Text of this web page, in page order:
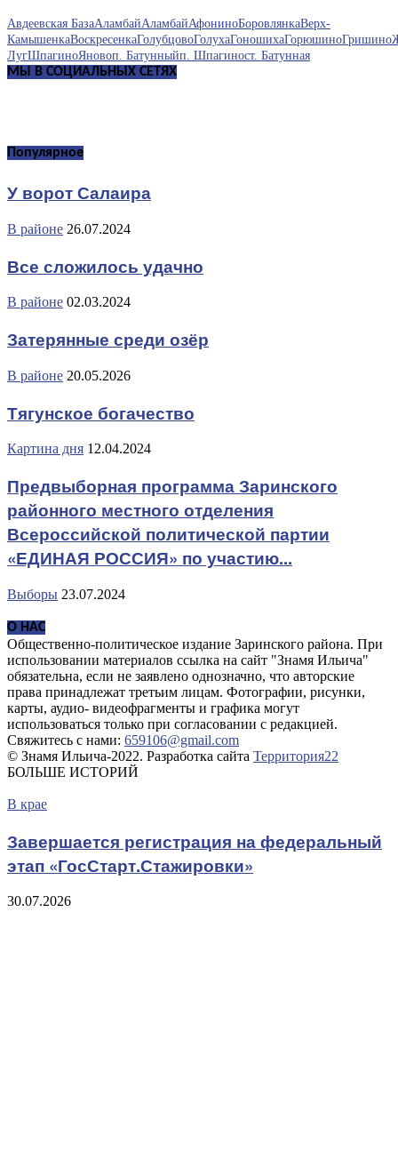
Авдеевская БазаАламбайАламбайАфониноБоровлянкаВерх-
КамышенкаВоскресенкаГолубцовоГолухаГоношихаГорюшиноГришино
ЛугШпагиноЯновоп. Батунныйп. Шпагиност. Батунная
МЫ В СОЦИАЛЬНЫХ СЕТЯХ
Популярное
У ворот Салаира
В районе 26.07.2024
Все сложилось удачно
В районе 02.03.2024
Затерянные среди озёр
В районе 20.05.2026
Тягунское богачество
Картина дня 12.04.2024
Предвыборная программа Заринского
районного местного отделения
Всероссийской политической партии
«ЕДИНАЯ РОССИЯ» по участию...
Выборы 23.07.2024
О НАС
Общественно-политическое издание Заринского района. При
использовании материалов ссылка на сайт "Знамя Ильича"
обязательна, если не заявлено однозначно, что авторские
права принадлежат третьим лицам. Фотографии, рисунки,
карты, аудио- видеофрагменты и графика могут
использоваться только при согласовании с редакцией.
Свяжитесь с нами: 659106@gmail.com
© Знамя Ильича-2022. Разработка сайта Территория22
БОЛЬШЕ ИСТОРИЙ
В крае
Завершается регистрация на федеральный
этап «ГосСтарт.Стажировки»
30.07.2026